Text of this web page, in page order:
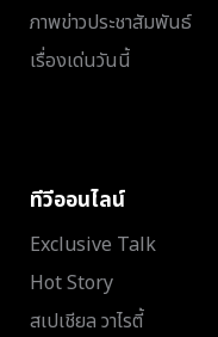
ภาพข่าวประชาสัมพันธ์
เรื่องเด่นวันนี้
ทีวีออนไลน์
Exclusive Talk
Hot Story
สเปเชียล วาไรตี้